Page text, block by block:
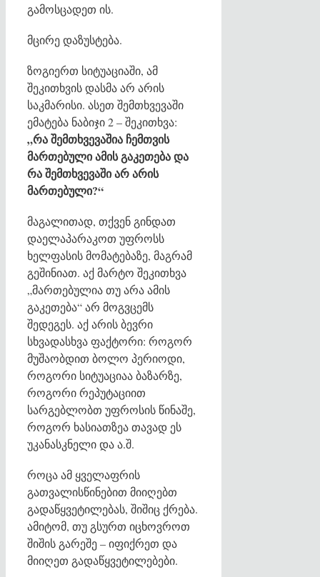
გამოსცადეთ ის.
მცირე დაზუსტება.
ზოგიერთ სიტუაციაში, ამ
შეკითხვის დასმა არ არის
საკმარისი. ასეთ შემთხვევაში
ემატება ნაბიჯი 2 – შეკითხვა:
„რა შემთხვევაშია ჩემთვის
მართებული ამის გაკეთება და
რა შემთხვევაში არ არის
მართებული?“
მაგალითად, თქვენ გინდათ
დაელაპარაკოთ უფროსს
ხელფასის მომატებაზე, მაგრამ
გეშინიათ. აქ მარტო შეკითხვა
„მართებულია თუ არა ამის
გაკეთება“ არ მოგვცემს
შედეგეს. აქ არის ბევრი
სხვადასხვა ფაქტორი: როგორ
მუშაობდით ბოლო პერიოდი,
როგორი სიტუაციაა ბაზარზე,
როგორი რეპუტაციით
სარგებლობთ უფროსის წინაშე,
როგორ ხასიათზეა თავად ეს
უკანასკნელი და ა.შ.
როცა ამ ყველაფრის
გათვალისწინებით მიიღებთ
გადაწყვეტილებას, შიშიც ქრება.
ამიტომ, თუ გსურთ იცხოვროთ
შიშის გარეშე – იფიქრეთ და
მიიღეთ გადაწყვეტილებები.